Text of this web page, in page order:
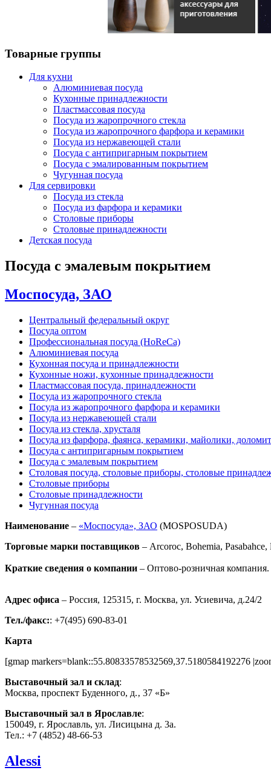
Товарные группы
Для кухни
Алюминиевая посуда
Кухонные принадлежности
Пластмассовая посуда
Посуда из жаропрочного стекла
Посуда из жаропрочного фарфора и керамики
Посуда из нержавеющей стали
Посуда с антипригарным покрытием
Посуда с эмалированным покрытием
Чугунная посуда
Для сервировки
Посуда из стекла
Посуда из фарфора и керамики
Столовые приборы
Столовые принадлежности
Детская посуда
Посуда с эмалевым покрытием
Моспосуда, ЗАО
Центральный федеральный округ
Посуда оптом
Профессиональная посуда (HoReCa)
Алюминиевая посуда
Кухонная посуда и принадлежности
Кухонные ножи, кухонные принадлежности
Пластмассовая посуда, принадлежности
Посуда из жаропрочного стекла
Посуда из жаропрочного фарфора и керамики
Посуда из нержавеющей стали
Посуда из стекла, хрусталя
Посуда из фарфора, фаянса, керамики, майолики,
Посуда с антипригарным покрытием
Посуда с эмалевым покрытием
Столовая посуда, столовые приборы, столовые
Столовые приборы
Столовые принадлежности
Чугунная посуда
Наименование – «Моспосуда», ЗАО (MOSPOSUDA)
Торговые марки поставщиков – Arcoroc, Bohemia,
Краткие сведения о компании – Оптово-розничная
Адрес офиса – Россия, 125315, г. Москва, ул. Усиевича, д.24/2
Тел./факс:: +7(495) 690-83-01
Карта
[gmap markers=blank::55.80833578532569,37.5180584192276
Выставочный зал и склад:
Москва, проспект Буденного, д.‚ 37 «Б»
Выставочный зал в Ярославле:
150049, г. Ярославль, ул. Лисицына д. 3а.
Тел.: +7 (4852) 48-66-53
Alessi